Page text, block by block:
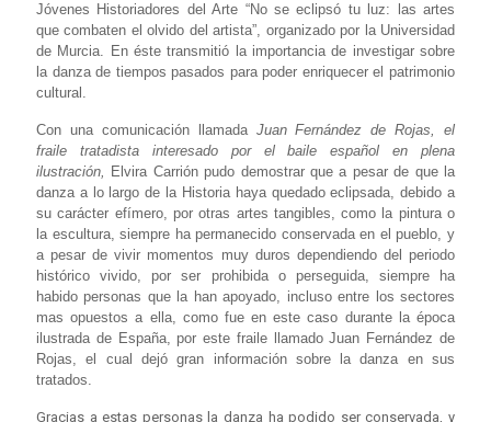
Jóvenes Historiadores del Arte “No se eclipsó tu luz: las artes
que combaten el olvido del artista”, organizado por la Universidad
de Murcia. En éste transmitió la importancia de investigar sobre
la danza de tiempos pasados para poder enriquecer el patrimonio
cultural.
Con una comunicación llamadaJuan Fernández de Rojas, el
fraile tratadista interesado por el baile español en plena
ilustración, Elvira Carrión pudo demostrar que a pesar de que la
danza a lo largo de la Historia haya quedado eclipsada, debido a
su carácter efímero, por otras artes tangibles, como la pintura o
la escultura, siempre ha permanecido conservada en el pueblo, y
a pesar de vivir momentos muy duros dependiendo del periodo
histórico vivido, por ser prohibida o perseguida, siempre ha
habido personas que la han apoyado, incluso entre los sectores
mas opuestos a ella, como fue en este caso durante la época
ilustrada de España, por este fraile llamado Juan Fernández de
Rojas, el cual dejó gran información sobre la danza en sus
tratados.
Gracias a estas personas la danza ha podido ser conservada, y